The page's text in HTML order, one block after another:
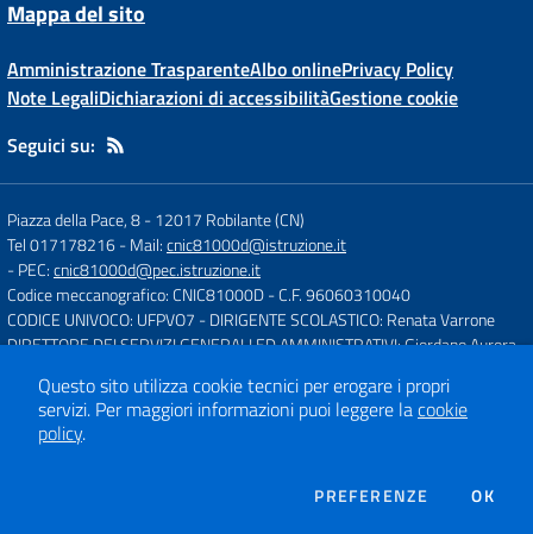
Mappa del sito
Amministrazione TrasparenteAlbo onlinePrivacy Policy
Note LegaliDichiarazioni di accessibilitàGestione cookie
Seguici su:
Piazza della Pace, 8-12017 Robilante (CN)
Tel 017178216- Mail:cnic81000d@istruzione.it
- PEC:cnic81000d@pec.istruzione.it
Codice meccanografico: CNIC81000D- C.F. 96060310040
CODICE UNIVOCO: UFPVO7 - DIRIGENTE SCOLASTICO: Renata Varrone
DIRETTORE DEI SERVIZI GENERALI ED AMMINISTRATIVI: Giordano Aurora
Concept & Design by
Designers Italia
Questo sito utilizza cookie tecnici per erogare i propri
servizi. Per maggiori informazioni puoi leggere lacookie
policy.
PREFERENZE DEI COOKIE
OK